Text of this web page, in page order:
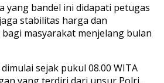
yang bandel ini didapati petugas
stabilitas harga dan
masyarakat menjelang bulan
sejak pukul 08.00 WITA